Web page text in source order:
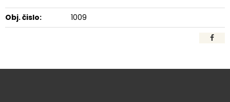
Obj. čislo: 1009